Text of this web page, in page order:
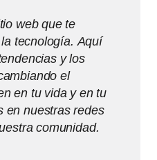
web que te
tecnología. Aquí
y los
el
en tu vida y en tu
en nuestras redes
comunidad.